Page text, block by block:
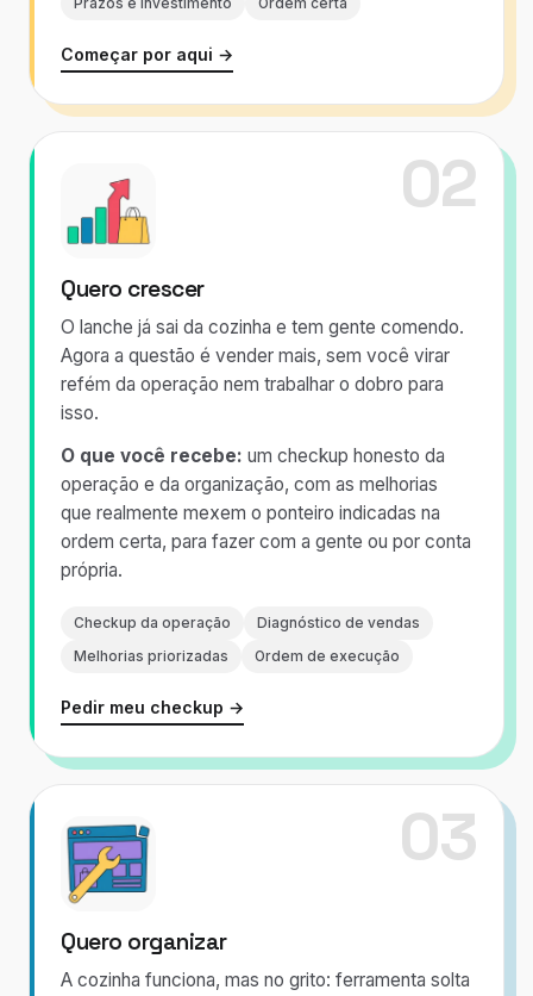
Prazos e investimento Ordem certa
Começar por aqui →
02
Quero crescer
O lanche já sai da cozinha e tem gente comendo.
Agora a questão é vender mais, sem você virar
refém da operação nem trabalhar o dobro para
isso.
O que você recebe: um checkup honesto da
operação e da organização, com as melhorias
que realmente mexem o ponteiro indicadas na
ordem certa, para fazer com a gente ou por conta
própria.
Checkup da operação
Diagnóstico de vendas
Melhorias priorizadas
Ordem de execução
Pedir meu checkup →
03
Quero organizar
A cozinha funciona, mas no grito: ferramenta solta